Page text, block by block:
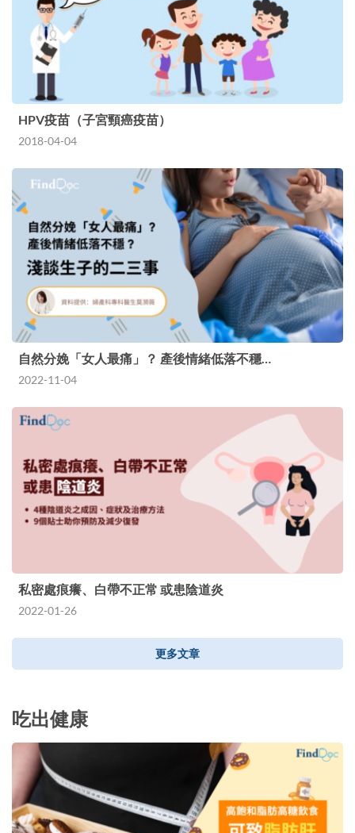
HPV疫苗（子宮頸癌疫苗）
2018-04-04
自然分娩「女人最痛」？ 產後情緒低落不穩…
2022-11-04
私密處痕癢、白帶不正常 或患陰道炎
2022-01-26
更多文章
吃出健康